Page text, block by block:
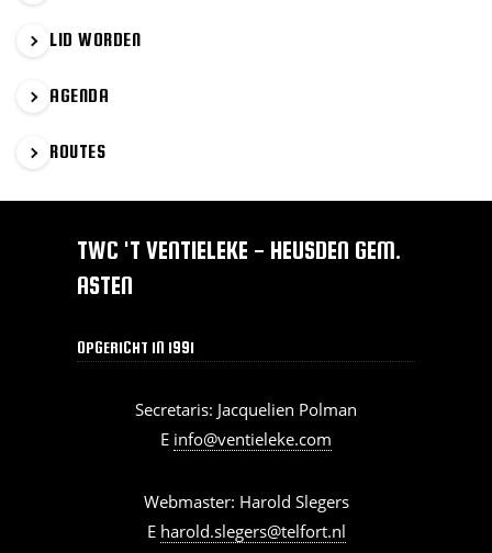
LID WORDEN
AGENDA
ROUTES
TWC 'T VENTIELEKE - HEUSDEN GEM.
ASTEN
OPGERICHT IN 1991
Secretaris: Jacquelien Polman
E info@ventieleke.com
Webmaster: Harold Slegers
E harold.slegers@telfort.nl